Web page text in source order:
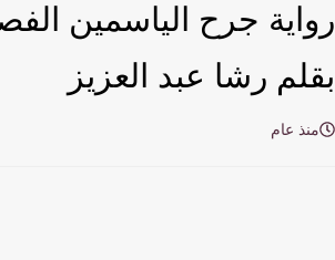
رشا عبد العزيز
عام